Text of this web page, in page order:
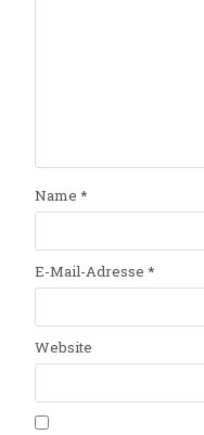
Name *
E-Mail-Adresse *
Website